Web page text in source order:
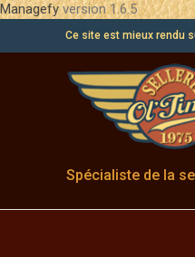
Managefyversion 1.6.5
Ce site est mieux rendu
Spécialiste de la